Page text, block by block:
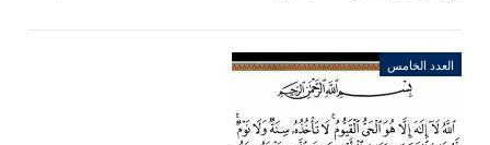
العدد الخامس